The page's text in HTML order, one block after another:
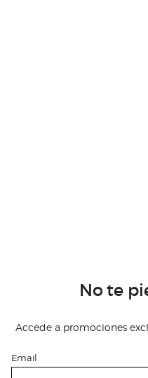
No te
Accede a promociones
Email